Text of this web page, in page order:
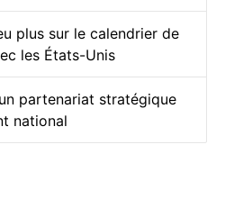
plus sur le calendrier de
les États-Unis
partenariat stratégique
national